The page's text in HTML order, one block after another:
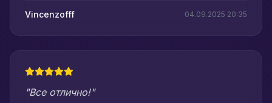
Vincenzofff 04.09.2025 20:35
"Все отлично!"